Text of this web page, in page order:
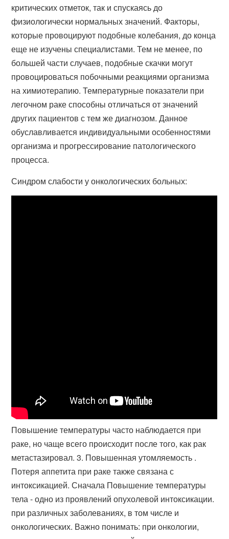
критических отметок, так и спускаясь до
физиологически нормальных значений. Факторы,
которые провоцируют подобные колебания, до конца
еще не изучены специалистами. Тем не менее, по
большей части случаев, подобные скачки могут
провоцироваться побочными реакциями организма
на химиотерапию. Температурные показатели при
легочном раке способны отличаться от значений
других пациентов с тем же диагнозом. Данное
обуславливается индивидуальными особенностями
организма и прогрессирование патологического
процесса.
Синдром слабости у онкологических больных:
Повышение температуры часто наблюдается при
раке, но чаще всего происходит после того, как рак
метастазировал. 3. Повышенная утомляемость .
Потеря аппетита при раке также связана с
интоксикацией. Сначала Повышение температуры
тела - одно из проявлений опухолевой интоксикации.
при различных заболеваниях, в том числе и
онкологических. Важно понимать: при онкологии,